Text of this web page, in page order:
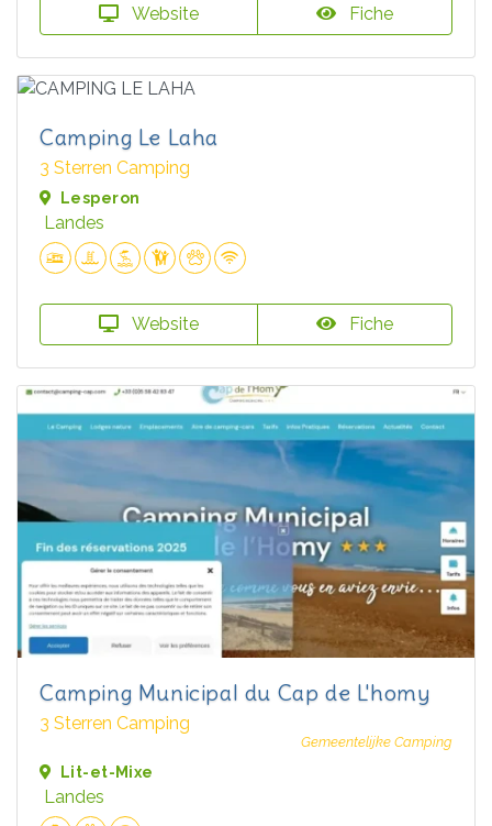
Website Fiche
Camping Le Laha
3 Sterren Camping
Lesperon
Landes
Website Fiche
Camping Municipal du Cap de L'homy
3 Sterren Camping
Gemeentelijke Camping
Lit-et-Mixe
Landes